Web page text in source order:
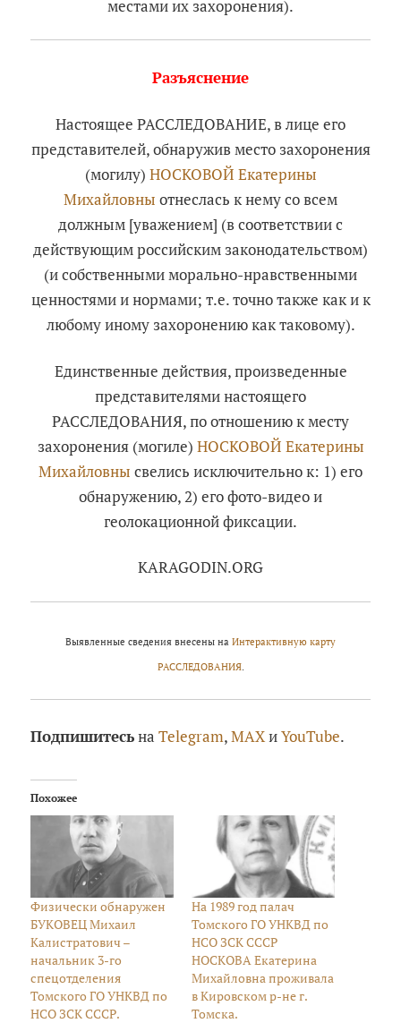
местами их захоронения).
Разъяснение
Настоящее РАССЛЕДОВАНИЕ, в лице его
представителей, обнаружив место захоронения
(могилу) НОСКОВОЙ Екатерины
Михайловны отнеслась к нему со всем
должным [уважением] (в соответствии с
действующим российским законодательством)
(и собственными морально-нравственными
ценностями и нормами; т.е. точно также как и к
любому иному захоронению как таковому).
Единственные действия, произведенные
представителями настоящего
РАССЛЕДОВАНИЯ, по отношению к месту
захоронения (могиле) НОСКОВОЙ Екатерины
Михайловны свелись исключительно к: 1) его
обнаружению, 2) его фото-видео и
геолокационной фиксации.
KARAGODIN.ORG
Выявленные сведения внесены на Интерактивную карту
РАССЛЕДОВАНИЯ.
ПодпишитесьнаTelegram,MAXиYouTube.
Похожее
Физически обнаружен
БУКОВЕЦ Михаил
Калистратович –
начальник 3-го
спецотделения
Томского ГО УНКВД по
НСО ЗСК СССР.
На 1989 год палач
Томского ГО УНКВД по
НСО ЗСК СССР
НОСКОВА Екатерина
Михайловна проживала
в Кировском р-не г.
Томска.